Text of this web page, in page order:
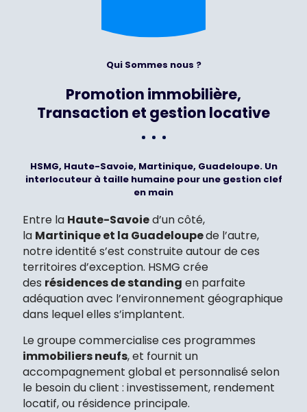
Qui Sommes nous ?
Promotion immobilière,
Transaction et gestion locative
HSMG, Haute-Savoie, Martinique, Guadeloupe. Un
interlocuteur à taille humaine pour une gestion clef
en main
Entre la Haute-Savoied’un côté,
la Martinique et la Guadeloupede l’autre,
notre identité s’est construite autour de ces
territoires d’exception. HSMG crée
des résidences de standing en parfaite
adéquation avec l’environnement géographique
dans lequel elles s’implantent.
Le groupe commercialise ces programmes
immobiliers neufs, et fournit un
accompagnement global et personnalisé selon
le besoin du client : investissement, rendement
locatif, ou résidence principale.